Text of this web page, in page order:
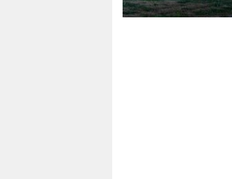
epaper login